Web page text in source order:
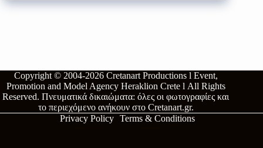
Copyright © 2004-2026 Cretanart Productions l Event,
Promotion and Model Agency Heraklion Crete l All Rights
Reserved.Πνευματικά δικαιώματα: όλες οι φωτογραφίες και
το περιεχόμενο ανήκουν στο Cretanart.gr.
Privacy Policy Terms & Conditions